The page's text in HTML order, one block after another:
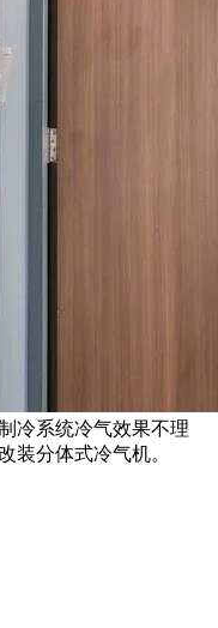
冷系统冷气效果不理
装分体式冷气机。